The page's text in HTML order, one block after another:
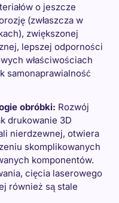
o jeszcze
(zwłaszcza w
zwiększonej
lepszej odporności
właściwościach
samonaprawialność
obróbki: Rozwój
drukowanie 3D
nierdzewnej, otwiera
skomplikowanych
komponentów.
cięcia laserowego
również są stale